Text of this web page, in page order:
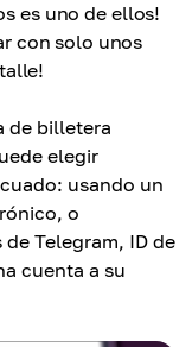
es uno de ellos!
con solo unos
de billetera
elegir
usando un
o
Telegram, ID de
cuenta a su